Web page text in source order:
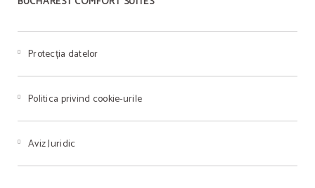
Protecția datelor
Politica privind cookie-urile
Aviz Juridic